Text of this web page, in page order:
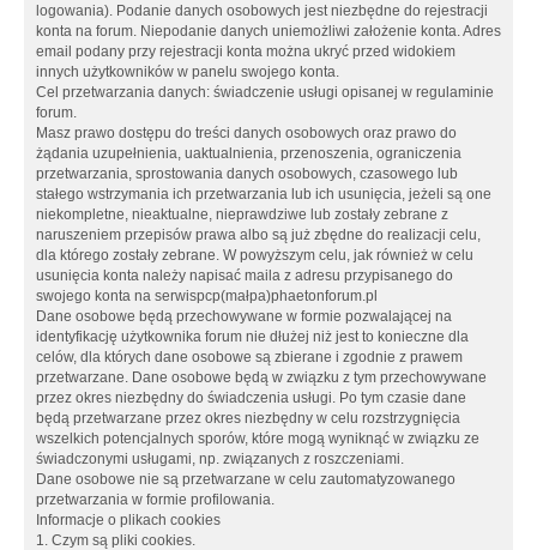
logowania). Podanie danych osobowych jest niezbędne do rejestracji
konta na forum. Niepodanie danych uniemożliwi założenie konta. Adres
email podany przy rejestracji konta można ukryć przed widokiem
innych użytkowników w panelu swojego konta.
Cel przetwarzania danych: świadczenie usługi opisanej w regulaminie
forum.
Masz prawo dostępu do treści danych osobowych oraz prawo do
żądania uzupełnienia, uaktualnienia, przenoszenia, ograniczenia
przetwarzania, sprostowania danych osobowych, czasowego lub
stałego wstrzymania ich przetwarzania lub ich usunięcia, jeżeli są one
niekompletne, nieaktualne, nieprawdziwe lub zostały zebrane z
naruszeniem przepisów prawa albo są już zbędne do realizacji celu,
dla którego zostały zebrane. W powyższym celu, jak również w celu
usunięcia konta należy napisać maila z adresu przypisanego do
swojego konta na serwispcp(małpa)phaetonforum.pl
Dane osobowe będą przechowywane w formie pozwalającej na
identyfikację użytkownika forum nie dłużej niż jest to konieczne dla
celów, dla których dane osobowe są zbierane i zgodnie z prawem
przetwarzane. Dane osobowe będą w związku z tym przechowywane
przez okres niezbędny do świadczenia usługi. Po tym czasie dane
będą przetwarzane przez okres niezbędny w celu rozstrzygnięcia
wszelkich potencjalnych sporów, które mogą wyniknąć w związku ze
świadczonymi usługami, np. związanych z roszczeniami.
Dane osobowe nie są przetwarzane w celu zautomatyzowanego
przetwarzania w formie profilowania.
Informacje o plikach cookies
1. Czym są pliki cookies.